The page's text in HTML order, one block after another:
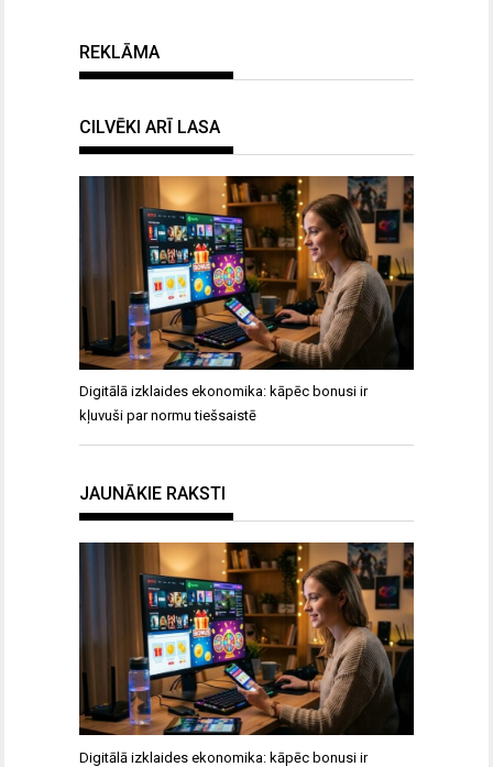
REKLĀMA
CILVĒKI ARĪ LASA
Digitālā izklaides ekonomika: kāpēc bonusi ir
kļuvuši par normu tiešsaistē
JAUNĀKIE RAKSTI
Digitālā izklaides ekonomika: kāpēc bonusi ir